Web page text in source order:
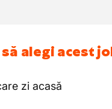
alegi acest
zi acasă